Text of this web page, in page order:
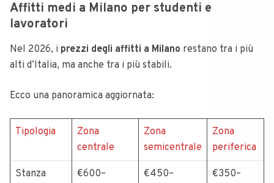
Affitti medi a Milano per studenti e
lavoratori
Nel 2026, i prezzi degli affitti a Milano restano tra i più
alti d’Italia, ma anche tra i più stabili.
Ecco una panoramica aggiornata:
Tipologia
Zona
centrale
Zona
semicentrale
Zona
periferica
Stanza
€600–
€450–
€350–